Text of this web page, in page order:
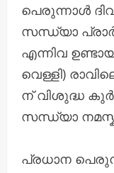
പെരുന്നാൾ
സന്ധ്യാ
എന്നിവ
വെള്ളി)
ന് വിശുദ്ധ
സന്ധ്യാ
പ്രധാന